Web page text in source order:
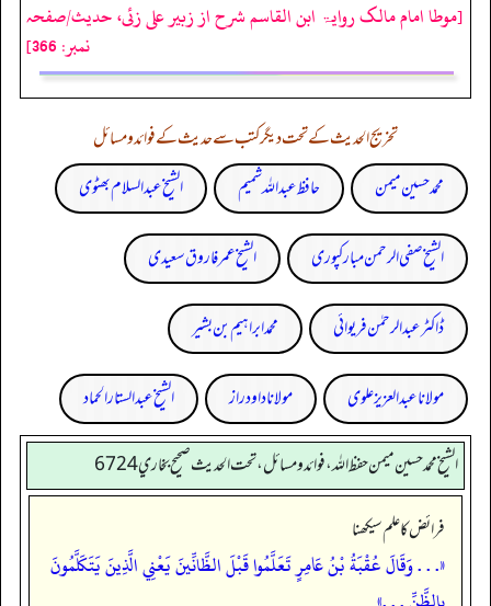
[موطا امام مالک روایۃ ابن القاسم شرح از زبیر علی زئی، حدیث/صفحہ
نمبر: 366]
تخریج الحدیث کے تحت دیگر کتب سے حدیث کے فوائد و مسائل
محمد حسین میمن
حافظ عبداللہ شمیم الشیخ عبدالسلام بھٹوی
الشیخ صفی الرحمن مبارکپوری الشیخ عمر فاروق سعیدی
ڈاکٹر عبدالرحمٰن فریوائی محمد ابراہیم بن بشیر
مولانا عبد العزیز علوی مولانا داود راز الشیخ عبدالستار الحماد
الشيخ محمد حسين ميمن حفظ الله، فوائد و مسائل، تحت الحديث صحيح بخاري 6724
فرائض کا علم سیکھنا
«. . . وَقَالَ عُقْبَةُ بْنُ عَامِرٍ تَعَلَّمُوا قَبْلَ الظَّانِّينَ يَعْنِي الَّذِينَ يَتَكَلَّمُونَ